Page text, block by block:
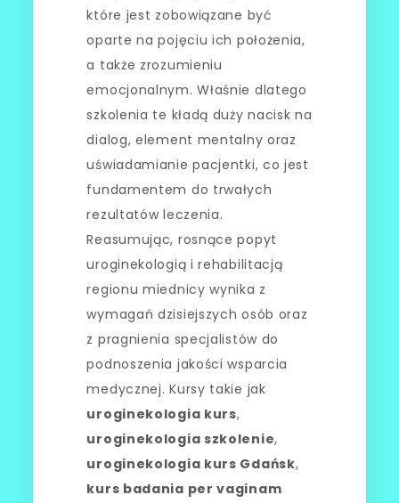
które jest zobowiązane być
oparte na pojęciu ich położenia,
a także zrozumieniu
emocjonalnym. Właśnie dlatego
szkolenia te kładą duży nacisk na
dialog, element mentalny oraz
uświadamianie pacjentki, co jest
fundamentem do trwałych
rezultatów leczenia.
Reasumując, rosnące popyt
uroginekologią i rehabilitacją
regionu miednicy wynika z
wymagań dzisiejszych osób oraz
z pragnienia specjalistów do
podnoszenia jakości wsparcia
medycznej. Kursy takie jak
uroginekologia kurs,
uroginekologia szkolenie,
uroginekologia kurs Gdańsk,
kurs badania per vaginam